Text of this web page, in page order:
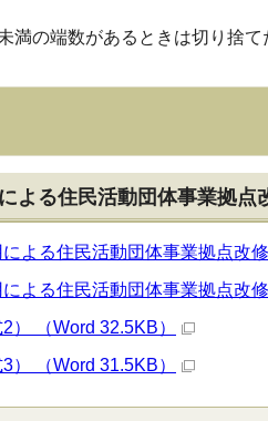
満の端数があるときは切り捨て
よる住民活動団体事業拠点
よる住民活動団体事業拠点改
よる住民活動団体事業拠点改
） （Word 32.5KB）
） （Word 31.5KB）